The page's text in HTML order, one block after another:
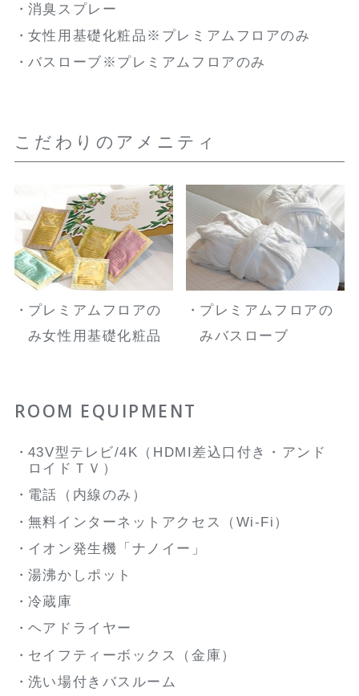
消臭スプレー
女性用基礎化粧品※プレミアムフロアのみ
バスローブ※プレミアムフロアのみ
こだわりのアメニティ
プレミアムフロアの
み女性用基礎化粧品
プレミアムフロアの
みバスローブ
ROOM EQUIPMENT
43V型テレビ/4K（HDMI差込口付き・アンド
ロイドＴＶ）
電話（内線のみ）
無料インターネットアクセス（Wi-Fi）
イオン発生機「ナノイー」
湯沸かしポット
冷蔵庫
ヘアドライヤー
セイフティーボックス（金庫）
洗い場付きバスルーム